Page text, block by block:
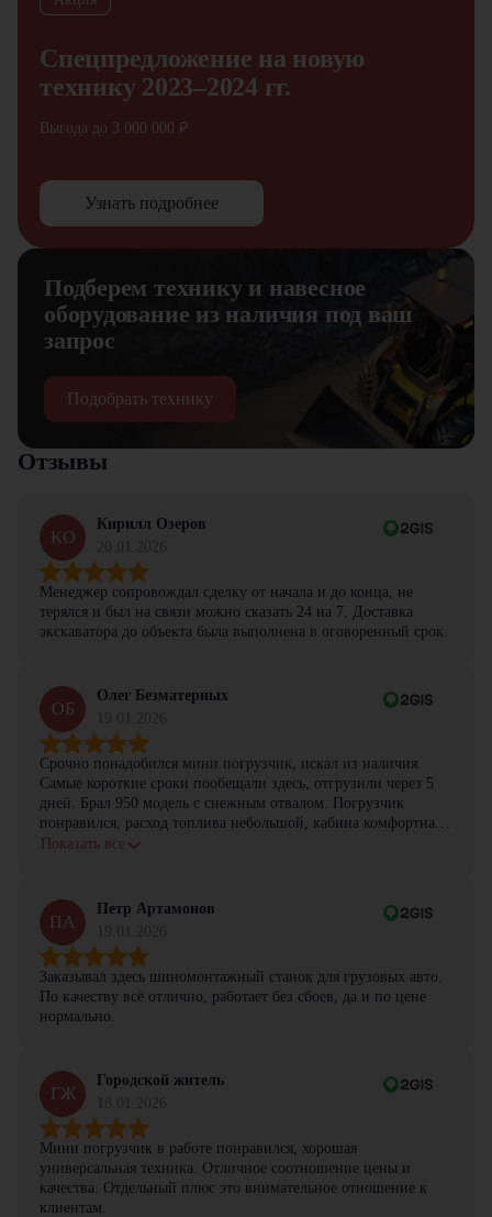
Спецпредложение на новую
технику 2023–2024 гг.
Выгода до 3 000 000 ₽
Узнать подробнее
Подберем технику и навесное
оборудование из наличия под ваш
запрос
Подобрать технику
Отзывы
КО
Кирилл Озеров
Менеджер сопровождал сделку от начала и до конца, не
терялся и был на связи можно сказать 24 на 7. Доставка
экскаватора до объекта была выполнена в оговоренный срок.
ОБ
Олег Безматерных
Срочно понадобился мини погрузчик, искал из наличия.
Самые короткие сроки пообещали здесь, отгрузили через 5
дней. Брал 950 модель с снежным отвалом. Погрузчик
понравился, расход топлива небольшой, кабина комфортная,
с задачами справляется.
Показать все
ПА
Петр Артамонов
Заказывал здесь шиномонтажный станок для грузовых авто.
По качеству всё отлично, работает без сбоев, да и по цене
нормально.
ГЖ
Городской житель
Мини погрузчик в работе понравился, хорошая
универсальная техника. Отличное соотношение цены и
качества. Отдельный плюс это внимательное отношение к
клиентам.